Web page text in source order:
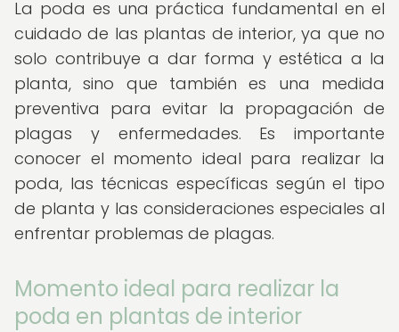
La poda es una práctica fundamental en el
cuidado de las plantas de interior, ya que no
solo contribuye a dar forma y estética a la
planta, sino que también es una medida
preventiva para evitar la propagación de
plagas y enfermedades. Es importante
conocer el momento ideal para realizar la
poda, las técnicas específicas según el tipo
de planta y las consideraciones especiales al
enfrentar problemas de plagas.
Momento ideal para realizar la
poda en plantas de interior